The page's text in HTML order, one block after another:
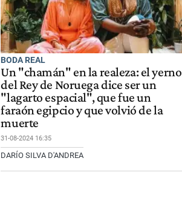
BODA REAL
Un "chamán" en la realeza: el yerno
del Rey de Noruega dice ser un
"lagarto espacial", que fue un
faraón egipcio y que volvió de la
muerte
31-08-2024 16:35
DARÍO SILVA D'ANDREA